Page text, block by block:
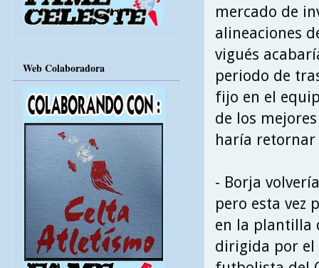
mercado de
alineaciones
vigués
periodo de
fijo en el
de los
haría retornar
- Borja
pero esta vez
en la plantilla
dirigida por el
Web Colaboradora